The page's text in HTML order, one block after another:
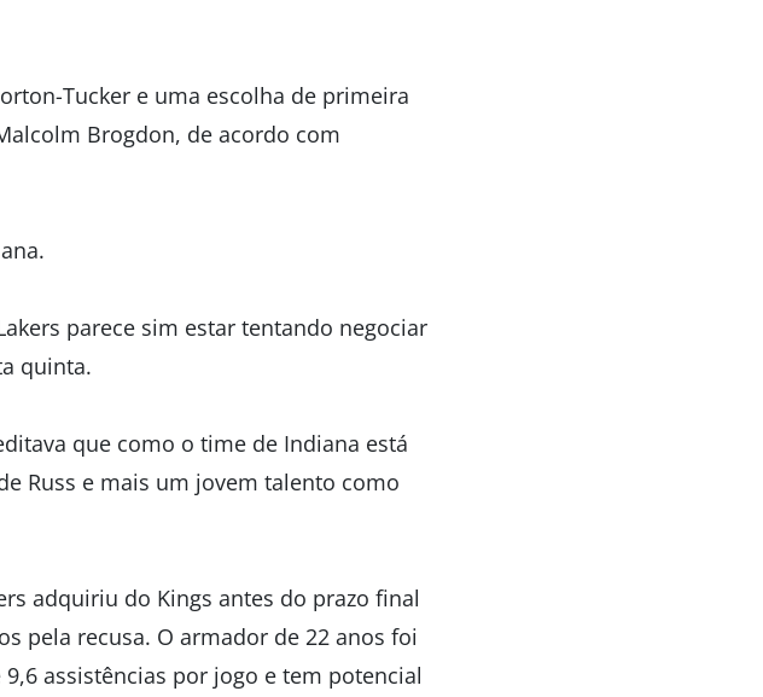
Tucker e uma escolha de primeira
Brogdon, de acordo com
parece sim estar tentando negociar
quinta.
que como o time de Indiana está
Russ e mais um jovem talento como
adquiriu do Kings antes do prazo final
pela recusa. O armador de 22 anos foi
assistências por jogo e tem potencial